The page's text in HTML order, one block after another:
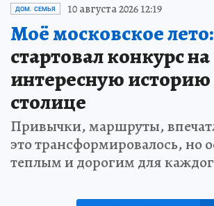
ДОМ. СЕМЬЯ 10 августа 2026 12:19
Моё московское лето:
стартовал конкурс
интересную историю
столице
Привычки, маршруты,
это трансформировалось, но
теплым и дорогим для